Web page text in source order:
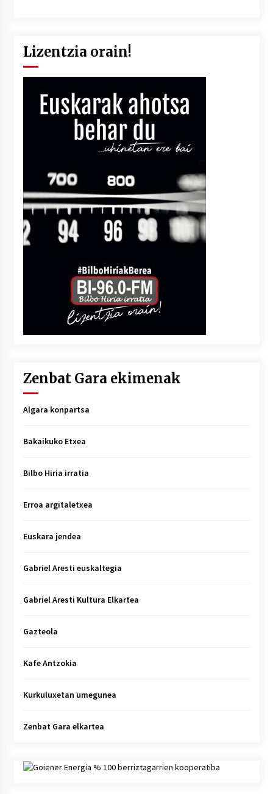
Lizentzia orain!
Zenbat Gara ekimenak
Algara konpartsa
Bakaikuko Etxea
Bilbo Hiria irratia
Erroa argitaletxea
Euskara jendea
Gabriel Aresti euskaltegia
Gabriel Aresti Kultura Elkartea
Gazteola
Kafe Antzokia
Kurkuluxetan umegunea
Zenbat Gara elkartea